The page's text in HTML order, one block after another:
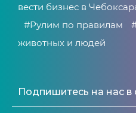
вести бизнес в
#Рулим по правилам
животных и людей
Подпишитесь на нас в